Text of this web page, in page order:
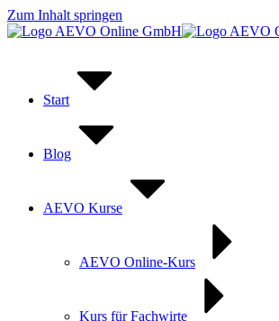
Zum Inhalt springen
Start
Blog
AEVO Kurse
AEVO Online-Kurs
Kurs für Fachwirte